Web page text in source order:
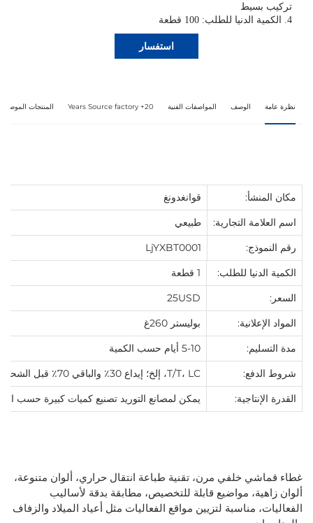
تركيب بسيط
استفسار
نظرة عامة الوصف المواصفات الفنية المنتجات الموصى بها
مكان المنشأ:
قوانغدونغ
اسم العلامة التجارية:
طبيعي
رقم النموذج:
LjYXBT0001
الكمية الدنيا للطلب:
السعر:
25USD
المواد الإعلانية:
بوليستر 260غ
مدة التسليم:
5-10 أيام حسب الكمية
شروط الدفع:
T/T، LC، إلخ؛ إيداع 30٪ والباقي 70٪ قبل الشحن
القدرة الإنتاجية:
يمكن لمصانع التوريد تصنيع كميات كبيرة حسب
غطاء قماشي خلفي مرن، تقنية طباعة انتقال حراري، ألوان متنوعة،
ألوان زاهية، مواضيع قابلة للتخصيص، مطابقة بدقة لأساليب
الفعاليات، مناسبة لتزيين مواقع الفعاليات مثل أعياد الميلاد والزفاف